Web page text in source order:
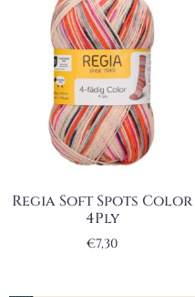
Regia Soft Spots Color
4Ply
€7,30